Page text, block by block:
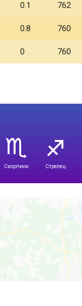
0.1 762
0.8 760
0 760
Скорпион Стрелец